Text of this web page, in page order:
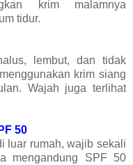
krim malamnya
tidur.
lembut, dan tidak
krim siang
Wajah juga terlihat
50
luar rumah, wajib sekali
mengandung SPF 50